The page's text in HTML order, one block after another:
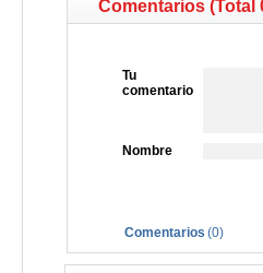
Comentarios (Total
Tu
comentario
Nombre
Comentarios (0)